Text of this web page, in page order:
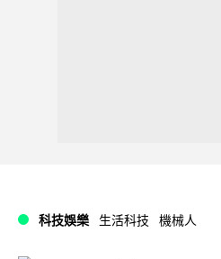
科技娛樂 生活科技 機械人